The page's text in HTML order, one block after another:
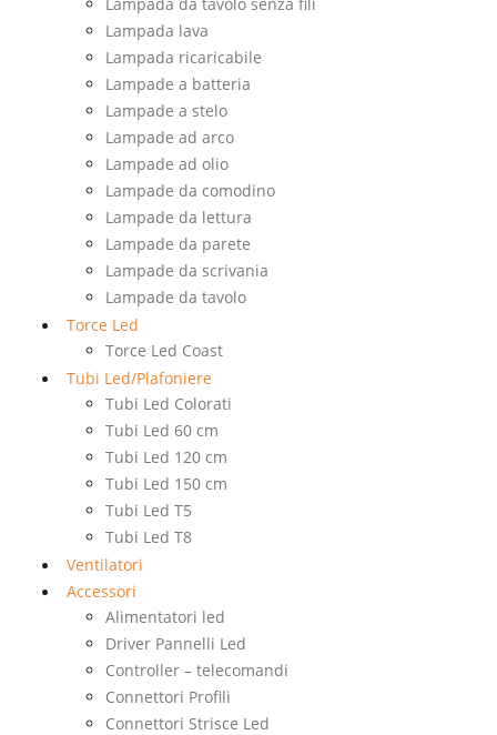
Lampada lava
Lampada ricaricabile
Lampade a batteria
Lampade a stelo
Lampade ad arco
Lampade ad olio
Lampade da comodino
Lampade da lettura
Lampade da parete
Lampade da scrivania
Lampade da tavolo
Torce Led
Torce Led Coast
Tubi Led/Plafoniere
Tubi Led Colorati
Tubi Led 60 cm
Tubi Led 120 cm
Tubi Led 150 cm
Tubi Led T5
Tubi Led T8
Ventilatori
Accessori
Alimentatori led
Driver Pannelli Led
Controller – telecomandi
Connettori Profili
Connettori Strisce Led